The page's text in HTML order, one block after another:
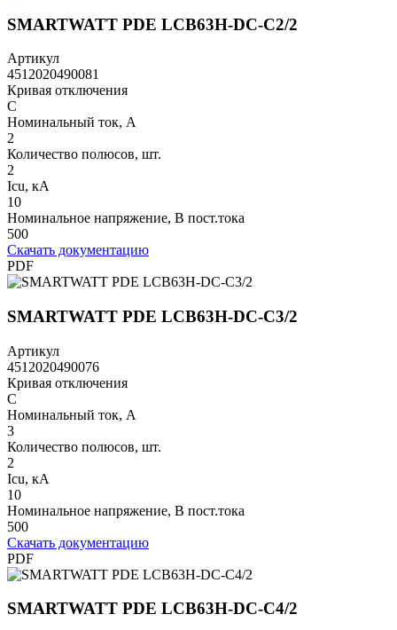
SMARTWATT PDE LCB63H-DC-C2/2
Артикул
4512020490081
Кривая отключения
C
Номинальный ток, А
2
Количество полюсов, шт.
2
Icu, кА
10
Номинальное напряжение, В пост.тока
500
Скачать документацию
PDF
SMARTWATT PDE LCB63H-DC-C3/2
Артикул
4512020490076
Кривая отключения
C
Номинальный ток, А
3
Количество полюсов, шт.
2
Icu, кА
10
Номинальное напряжение, В пост.тока
500
Скачать документацию
PDF
SMARTWATT PDE LCB63H-DC-C4/2